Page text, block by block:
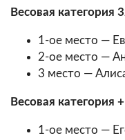
Весовая категория
1-ое место —
2-ое место —
3 место —
Весовая категория
1-ое место —